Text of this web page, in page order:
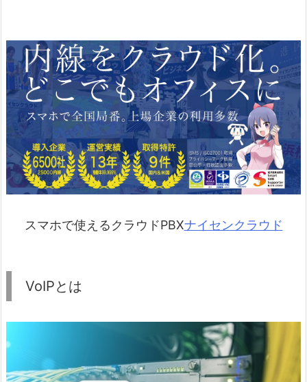
スマホで使えるクラウドPBXナイセンクラウド
VoIPとは